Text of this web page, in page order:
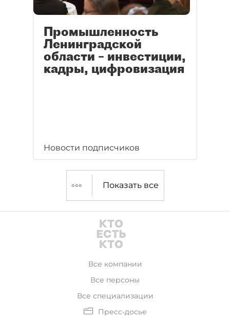
Промышленность
Ленинградской
области – инвестиции,
кадры, цифровизация
Новости подписчиков
Показать все
Все компании
Все персоны
Все специализации
Пресс-досье